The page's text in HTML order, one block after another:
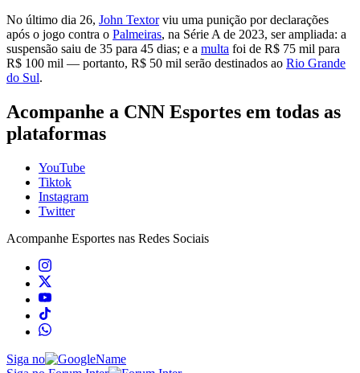
No último dia 26, John Textorviu uma punição por declarações
após o jogo contra o Palmeiras, na Série A de 2023, ser ampliada: a
suspensão saiu de 35 para 45 dias; e a multa foi de R$ 75 mil para
R$ 100 mil — portanto, R$ 50 mil serão destinados ao Rio Grande
do Sul.
Acompanhe a CNN Esportes em todas as
plataformas
YouTube
Tiktok
Instagram
Twitter
Acompanhe Esportes nas Redes Sociais
Siga no